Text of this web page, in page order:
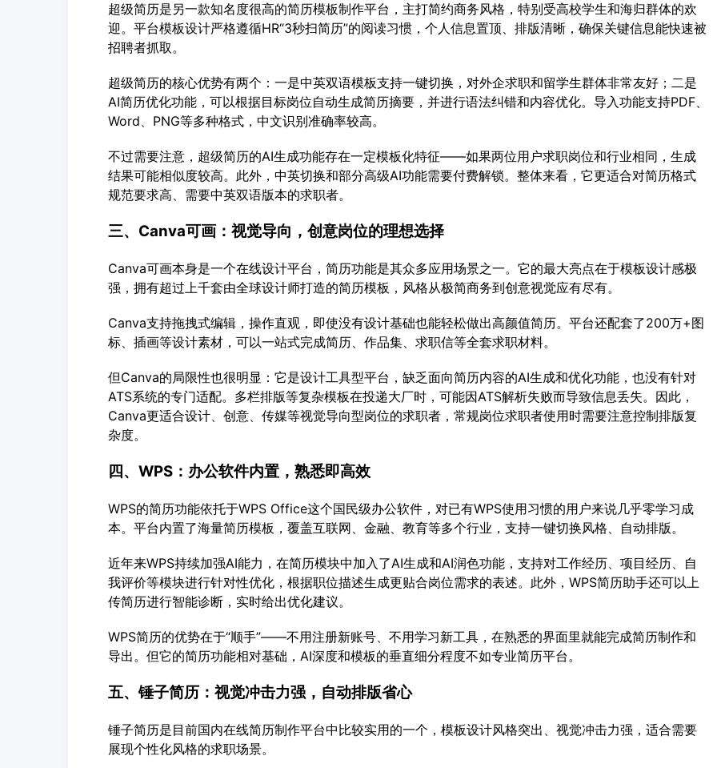
超级简历是另一款知名度很高的简历模板制作平台，主打简约商务风格，特别受高校学生和海归群体的欢
迎。平台模板设计严格遵循HR“3秒扫简历”的阅读习惯，个人信息置顶、排版清晰，确保关键信息能快速被
招聘者抓取。
超级简历的核心优势有两个：一是中英双语模板支持一键切换，对外企求职和留学生群体非常友好；二是
AI简历优化功能，可以根据目标岗位自动生成简历摘要，并进行语法纠错和内容优化。导入功能支持PDF、
Word、PNG等多种格式，中文识别准确率较高。
不过需要注意，超级简历的AI生成功能存在一定模板化特征——如果两位用户求职岗位和行业相同，生成
结果可能相似度较高。此外，中英切换和部分高级AI功能需要付费解锁。整体来看，它更适合对简历格式
规范要求高、需要中英双语版本的求职者。
三、Canva可画：视觉导向，创意岗位的理想选择
Canva可画本身是一个在线设计平台，简历功能是其众多应用场景之一。它的最大亮点在于模板设计感极
强，拥有超过上千套由全球设计师打造的简历模板，风格从极简商务到创意视觉应有尽有。
Canva支持拖拽式编辑，操作直观，即使没有设计基础也能轻松做出高颜值简历。平台还配套了200万+图
标、插画等设计素材，可以一站式完成简历、作品集、求职信等全套求职材料。
但Canva的局限性也很明显：它是设计工具型平台，缺乏面向简历内容的AI生成和优化功能，也没有针对
ATS系统的专门适配。多栏排版等复杂模板在投递大厂时，可能因ATS解析失败而导致信息丢失。因此，
Canva更适合设计、创意、传媒等视觉导向型岗位的求职者，常规岗位求职者使用时需要注意控制排版复
杂度。
四、WPS：办公软件内置，熟悉即高效
WPS的简历功能依托于WPS Office这个国民级办公软件，对已有WPS使用习惯的用户来说几乎零学习成
本。平台内置了海量简历模板，覆盖互联网、金融、教育等多个行业，支持一键切换风格、自动排版。
近年来WPS持续加强AI能力，在简历模块中加入了AI生成和AI润色功能，支持对工作经历、项目经历、自
我评价等模块进行针对性优化，根据职位描述生成更贴合岗位需求的表述。此外，WPS简历助手还可以上
传简历进行智能诊断，实时给出优化建议。
WPS简历的优势在于“顺手”——不用注册新账号、不用学习新工具，在熟悉的界面里就能完成简历制作和
导出。但它的简历功能相对基础，AI深度和模板的垂直细分程度不如专业简历平台。
五、锤子简历：视觉冲击力强，自动排版省心
锤子简历是目前国内在线简历制作平台中比较实用的一个，模板设计风格突出、视觉冲击力强，适合需要
展现个性化风格的求职场景。